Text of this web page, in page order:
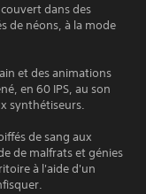
dans des
de néons, à la mode
et des animations
en 60 IPS, au son
synthétiseurs.
de sang aux
de malfrats et génies
à l'aide d'un